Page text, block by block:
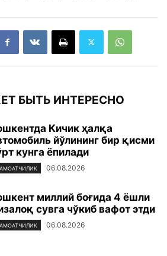
БЫТЬ ИНТЕРЕСНО
Кичик ҳалқа
йўлининг бир қисми
кунга ёпилади
06.08.2026
миллий боғида 4 ёшли
сувга чўкиб вафот этди
06.08.2026